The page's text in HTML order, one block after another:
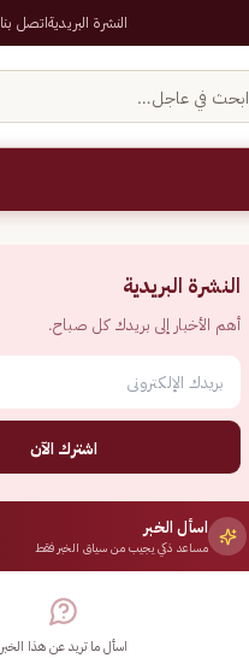
النشرة البريديةاتصل بنا
ابحث في عاجل…
النشرة البريدية
أهم الأخبار إلى بريدك كل صباح.
اشترك الآن
اسأل الخبر
مساعد ذكي يجيب من سياق الخبر فقط
اسأل ما تريد عن هذا الخبر